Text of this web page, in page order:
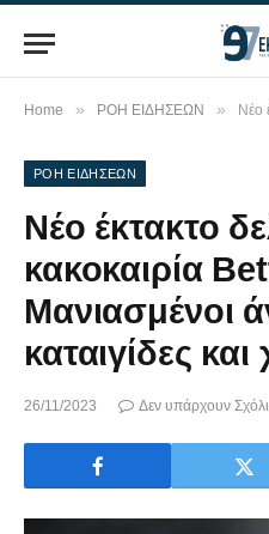
Home » ΡΟΗ ΕΙΔΗΣΕΩΝ » Νέο
ΡΟΗ ΕΙΔΗΣΕΩΝ
Νέο έκτακτο
κακοκαιρία
Μανιασμένοι
καταιγίδες και
26/11/2023 Δεν υπάρχουν